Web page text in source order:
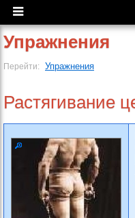
Упражнения
Перейти: Упражнения
Растягивание